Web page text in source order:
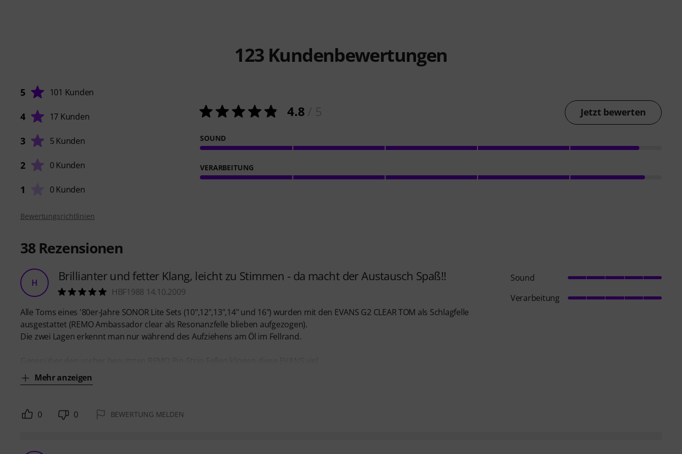
123 Kundenbewertungen
5 101 Kunden
4 17 Kunden
3 5 Kunden
2 0 Kunden
1 0 Kunden
4.8 Jetzt bewerten
SOUND
VERARBEITUNG
Bewertungsrichtlinien
38 Rezensionen
H Brillianter und fetter Klang, leicht zu Stimmen - da macht der Austausch Spaß!!
HBF1988 14.10.2009
Alle Toms eines '80er-Jahre SONOR Lite Sets (10",12",13",14" und 16") wurden mit den EVANS G2 CLEAR TOM als Schlagfelle
ausgestattet (REMO Ambassador clear als Resonanzfelle blieben aufgezogen).
Die zwei Lagen erkennt man nur während des Aufziehens am Öl im Fellrand.
Mehr anzeigen
Sound
Verarbeitung
0 0 BEWERTUNG MELDEN